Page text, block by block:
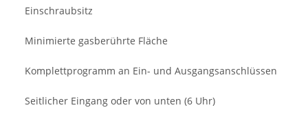
Einschraubsitz
Minimierte gasberührte Fläche
Komplettprogramm an Ein- und Ausgangsanschlüssen
Seitlicher Eingang oder von unten (6 Uhr)